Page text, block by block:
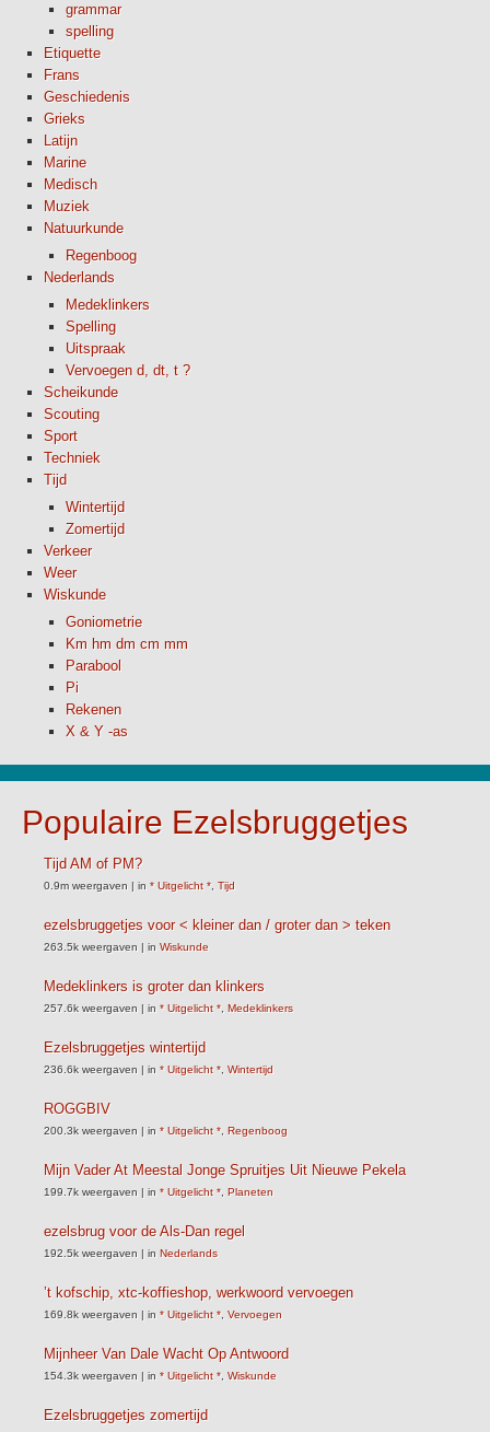
grammar
spelling
Etiquette
Frans
Geschiedenis
Grieks
Latijn
Marine
Medisch
Muziek
Natuurkunde
Regenboog
Nederlands
Medeklinkers
Spelling
Uitspraak
Vervoegen d, dt, t ?
Scheikunde
Scouting
Sport
Techniek
Tijd
Wintertijd
Zomertijd
Verkeer
Weer
Wiskunde
Goniometrie
Km hm dm cm mm
Parabool
Pi
Rekenen
X & Y -as
Populaire Ezelsbruggetjes
Tijd AM of PM?
0.9m weergaven | in * Uitgelicht * Tijd
ezelsbruggetjes voor < kleiner dan / groter dan > teken
263.5k weergaven | in Wiskunde
Medeklinkers is groter dan klinkers
257.6k weergaven | in * Uitgelicht * Medeklinkers
Ezelsbruggetjes wintertijd
236.6k weergaven | in * Uitgelicht * Wintertijd
ROGGBIV
200.3k weergaven | in * Uitgelicht * Regenboog
Mijn Vader At Meestal Jonge Spruitjes Uit Nieuwe Pekela
199.7k weergaven | in * Uitgelicht * Planeten
ezelsbrug voor de Als-Dan regel
192.5k weergaven | in Nederlands
’t kofschip, xtc-koffieshop, werkwoord vervoegen
169.8k weergaven | in * Uitgelicht * Vervoegen
Mijnheer Van Dale Wacht Op Antwoord
154.3k weergaven | in * Uitgelicht * Wiskunde
Ezelsbruggetjes zomertijd